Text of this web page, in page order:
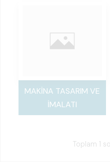
MAKİNA TASARIM VE
İMALATI
Toplam 1